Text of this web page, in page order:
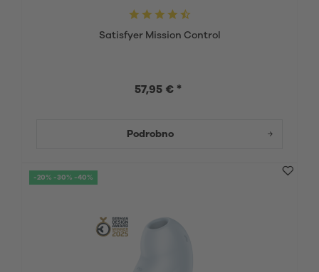
Satisfyer Mission Control
57,95 € *
Podrobno
-20% -30% -40%